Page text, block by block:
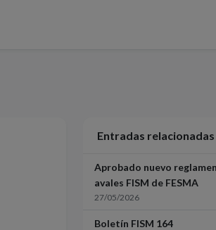
Entradas relacionadas
Aprobado nuevo
avales FISM de FESMA
27/05/2026
Boletín FISM 164